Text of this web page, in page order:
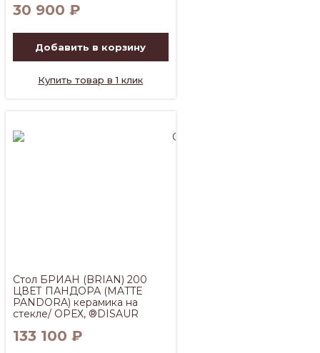
30 900 ₽
Добавить в корзину
Купить товар в 1 клик
Стол БРИАН (BRIAN) 200
ЦВЕТ ПАНДОРА (MATTE
PANDORA) керамика на
стекле/ ОРЕХ, ®DISAUR
133 100 ₽